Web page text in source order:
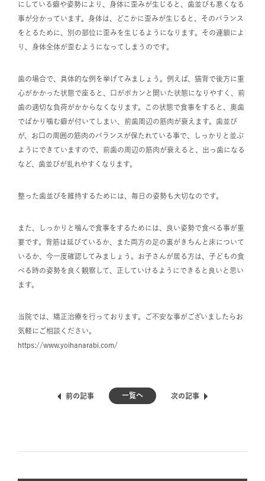
にしている癖や姿勢により、身体に歪みが生じると、歯並びも悪くなる
事が分かっています。身体は、どこかに歪みが生じると、そのバランス
をとるために、別の部位に歪みを生じるようになります。その連鎖によ
り、身体全体が歪むようになってしまうのです。
歯の場合で、具体的な例を挙げてみましょう。例えば、猫背で後方に重
心がかかった状態で座ると、口がポカンと開いた状態になりやすく、前
歯の適切な負荷がかからなくなります。この状態で食事をすると、奥歯
でばかり噛む癖が付いてしまい、前歯周辺の筋肉が衰えます。歯並び
が、お口の周囲の筋肉のバランスが保たれている事で、しっかりと並ぶ
ようにできていますので、前歯の周辺の筋肉が衰えると、出っ歯になる
など、歯並びが乱れやすくなります。
整った歯並びを維持するためには、毎日の姿勢も大切なのです。
また、しっかりと噛んで食事をするためには、良い姿勢で食べる事が重
要です。背筋は延びているか、また両方の足の裏がきちんと床について
いるか、今一度確認してみましょう。お子さんが居る方は、子どもの食
べる時の姿勢を良く観察して、正していけるようにできると良いと思い
ます。
当院では、矯正治療を行っております。ご不安な事がございましたらお
気軽にご相談ください。
https://www.yoihanarabi.com/
前の記事 一覧へ 次の記事